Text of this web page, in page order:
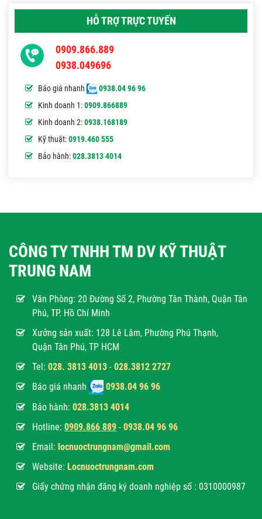
HỖ TRỢ TRỰC TUYẾN
0909.866.889
0938.049696
Báo giá nhanh
0938.04 96 96
Kinh doanh 1:0909.866889
Kinh doanh 2:0938.168189
Kỹ thuật:0919.460 555
Bảo hành:028.3813 4014
CÔNG TY TNHH TM DV KỸ THUẬT
TRUNG NAM
Văn Phòng: 20 Đường Số 2, Phường Tân Thành, Quận Tân
Phú, TP. Hồ Chí Minh
Xưởng sản xuất: 128 Lê Lâm, Phường Phú Thạnh,
Quận Tân Phú, TP HCM
Tel: 028. 3813 4013 - 028.3812 2727
Báo giá nhanh
0938.04 96 96
Bảo hành: 028.3813 4014
Hotline: 0909.866 889 - 0938.04 96 96
Email: locnuoctrungnam@gmail.com
Website: Locnuoctrungnam.com
Giấy chứng nhận đăng ký doanh nghiệp số : 0310000987